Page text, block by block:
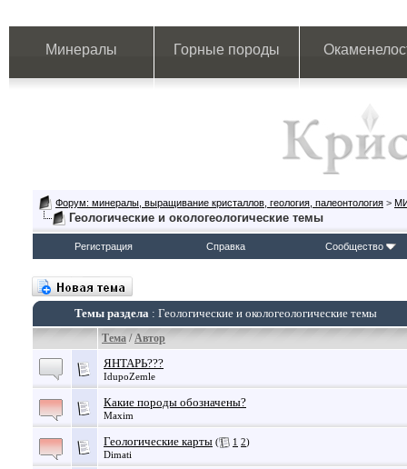
Минералы Горные породы
Форум: минералы, выращивание кристаллов, геология, палеонтология >
Геологические и окологеологические темы
Регистрация Справка Сообщество
Темы раздела : Геологические и окологеологические темы
Тема /Автор
ЯНТАРЬ???
IdupoZemle
Какие породы обозначены?
Maxim
Геологические карты ( 1 2)
Dimati